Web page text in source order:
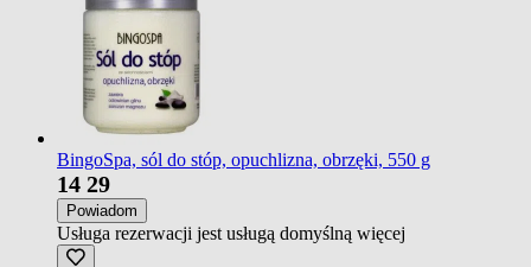
BingoSpa, sól do stóp, opuchlizna, obrzęki, 550 g
14 29
Powiadom
Usługa rezerwacji jest usługą domyślną więcej